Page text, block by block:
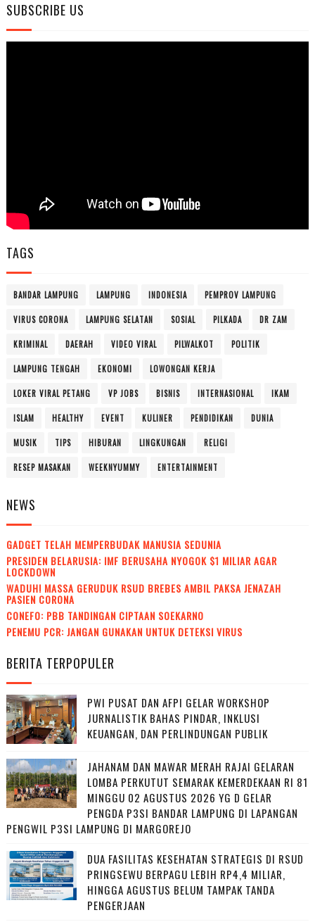
SUBSCRIBE US
TAGS
BANDAR LAMPUNG LAMPUNG INDONESIA PEMPROV LAMPUNG
VIRUS CORONA LAMPUNG SELATAN SOSIAL PILKADA DR ZAM
KRIMINAL DAERAH VIDEO VIRAL PILWALKOT POLITIK
LAMPUNG TENGAH EKONOMI LOWONGAN KERJA
LOKER VIRAL PETANG VP JOBS BISNIS INTERNASIONAL IKAM
ISLAM HEALTHY EVENT KULINER PENDIDIKAN DUNIA
MUSIK TIPS HIBURAN LINGKUNGAN RELIGI
RESEP MASAKAN WEEKNYUMMY ENTERTAINMENT
NEWS
GADGET TELAH MEMPERBUDAK MANUSIA SEDUNIA
PRESIDEN BELARUSIA: IMF BERUSAHA NYOGOK $1 MILIAR AGAR
LOCKDOWN
WADUH! MASSA GERUDUK RSUD BREBES AMBIL PAKSA JENAZAH
PASIEN CORONA
CONEFO: PBB TANDINGAN CIPTAAN SOEKARNO
PENEMU PCR: JANGAN GUNAKAN UNTUK DETEKSI VIRUS
BERITA TERPOPULER
PWI PUSAT DAN AFPI GELAR WORKSHOP
JURNALISTIK BAHAS PINDAR, INKLUSI
KEUANGAN, DAN PERLINDUNGAN PUBLIK
JAHANAM DAN MAWAR MERAH RAJAI GELARAN
LOMBA PERKUTUT SEMARAK KEMERDEKAAN RI 81
MINGGU 02 AGUSTUS 2026 YG D GELAR
PENGDA P3SI BANDAR LAMPUNG DI LAPANGAN
PENGWIL P3SI LAMPUNG DI MARGOREJO
DUA FASILITAS KESEHATAN STRATEGIS DI RSUD
PRINGSEWU BERPAGU LEBIH RP4,4 MILIAR,
HINGGA AGUSTUS BELUM TAMPAK TANDA
PENGERJAAN